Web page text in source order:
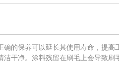
保养可以延长其使用寿命，提高工作
干净。涂料残留在刷毛上会导致刷